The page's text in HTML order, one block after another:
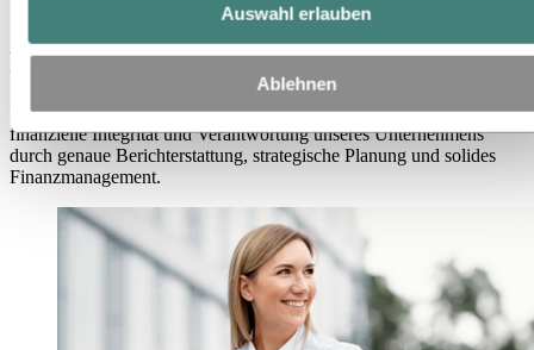
Auswahl erlauben
Ablehnen
Finanz- und Rechnungswesen
Finanz- und Rechnungswesen
Finanz- und Rechnungswesen bei Hydro gewährleisten die
finanzielle Integrität und Verantwortung unseres Unternehmens
durch genaue Berichterstattung, strategische Planung und solides
Finanzmanagement.